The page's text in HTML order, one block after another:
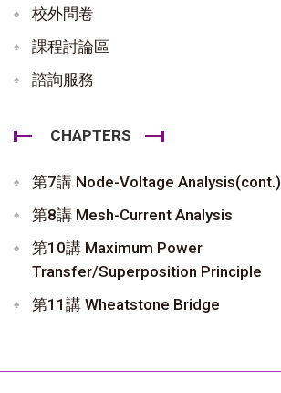
校外問卷
課程討論區
諮詢服務
CHAPTERS
第7講 Node-Voltage Analysis(cont.)
第8講 Mesh-Current Analysis
第10講 Maximum Power
Transfer/Superposition Principle
第11講 Wheatstone Bridge